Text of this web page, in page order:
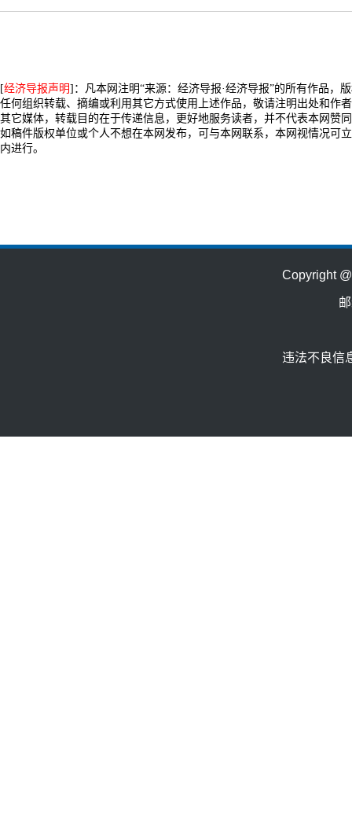
[经济导报声明]：凡本网注明“来源：经济导报·经济导报”的所有作品，
任何组织转载、摘编或利用其它方式使用上述作品，敬请注明出处和作
其它媒体，转载目的在于传递信息，更好地服务读者，并不代表本网赞
如稿件版权单位或个人不想在本网发布，可与本网联系，本网视情况可
内进行。
Copyright
违法不良信